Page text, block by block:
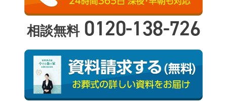
相談無料 0120-138-726